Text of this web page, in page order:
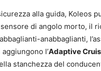
alla guida, Koleos
di angolo morto, il
anabbaglianti,
l’Adaptive
stanchezza del